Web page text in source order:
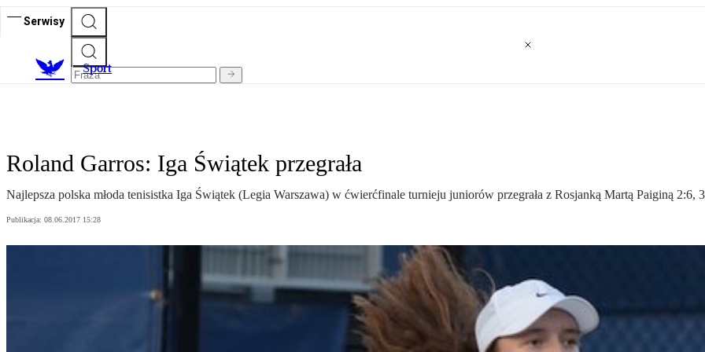
Serwisy
Sport
Roland Garros: Iga Świątek przegrała
Najlepsza polska młoda tenisistka Iga Świątek (Legia Warszawa) w ćwierćfinale turnieju juniorów przegrała z Rosjanką Martą Paiginą 2:6,
Publikacja: 08.06.2017 15:28